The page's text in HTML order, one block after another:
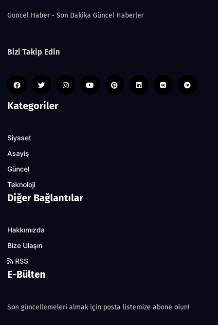
Guncel Haber - Son Dakika Güncel Haberler
Bizi Takip Edin
Kategoriler
Siyaset
Asayiş
Güncel
Teknoloji
Diğer Bağlantılar
Hakkımızda
Bize Ulaşın
RSS
E-Bülten
Son güncellemeleri almak için posta listemize abone olun!